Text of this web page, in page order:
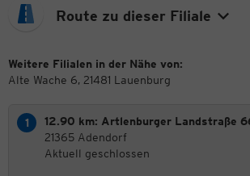
Route zu dieser Filiale
Weitere Filialen in der Nähe von:
Alte Wache 6, 21481 Lauenburg
12.90 km: Artlenburger Landstraße
21365 Adendorf
Aktuell geschlossen